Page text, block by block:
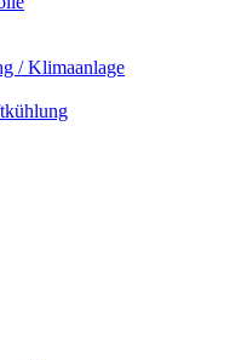
/ Klimaanlage